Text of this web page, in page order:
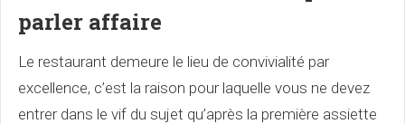
parler affaire
Le restaurant demeure le lieu de convivialité par
excellence, c’est la raison pour laquelle vous ne devez
entrer dans le vif du sujet qu’après la première assiette